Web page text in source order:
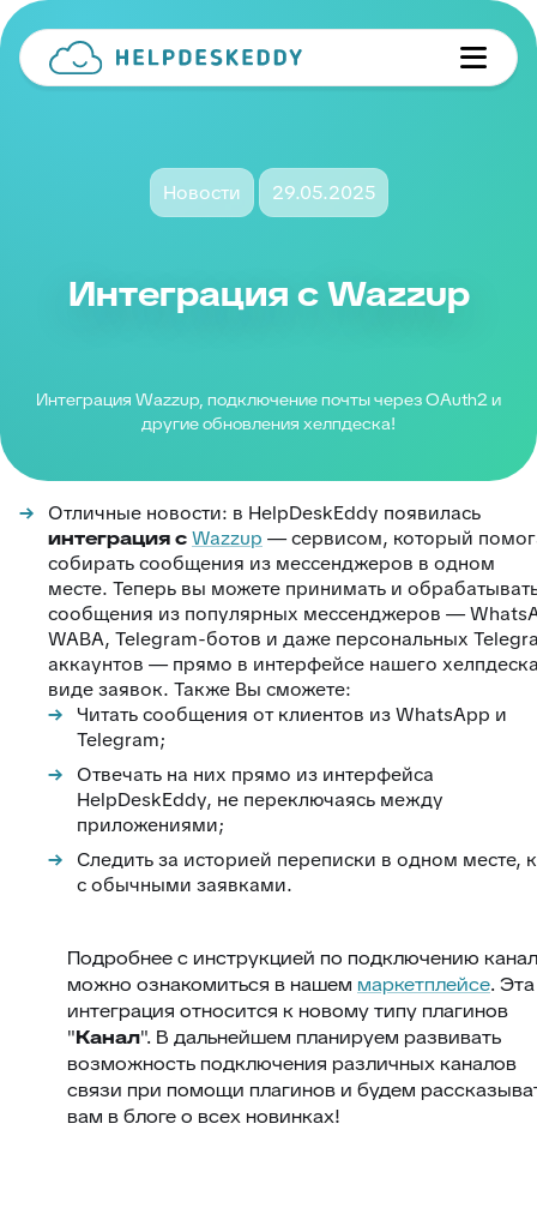
Новости 29.05.2025
Интеграция с Wazzup
Интеграция Wazzup, подключение почты через OAuth2 и
другие обновления хелпдеска!
Отличные новости: в HelpDeskEddy появилась
интеграция сWazzup — сервисом, который
собирать сообщения из мессенджеров в одном
месте. Теперь вы можете принимать и
сообщения из популярных мессенджеров —
WABA, Telegram-ботов и даже персональных
аккаунтов — прямо в интерфейсе нашего
виде заявок. Также Вы сможете:
Читать сообщения от клиентов из WhatsApp и
Telegram;
Отвечать на них прямо из интерфейса
HelpDeskEddy, не переключаясь между
приложениями;
Следить за историей переписки в одном месте,
с обычными заявками.
Подробнее с инструкцией по подключению
можно ознакомиться в нашем маркетплейсе. Эта
интеграция относится к новому типу плагинов
"Канал". В дальнейшем планируем развивать
возможность подключения различных каналов
связи при помощи плагинов и будем
вам в блоге о всех новинках!